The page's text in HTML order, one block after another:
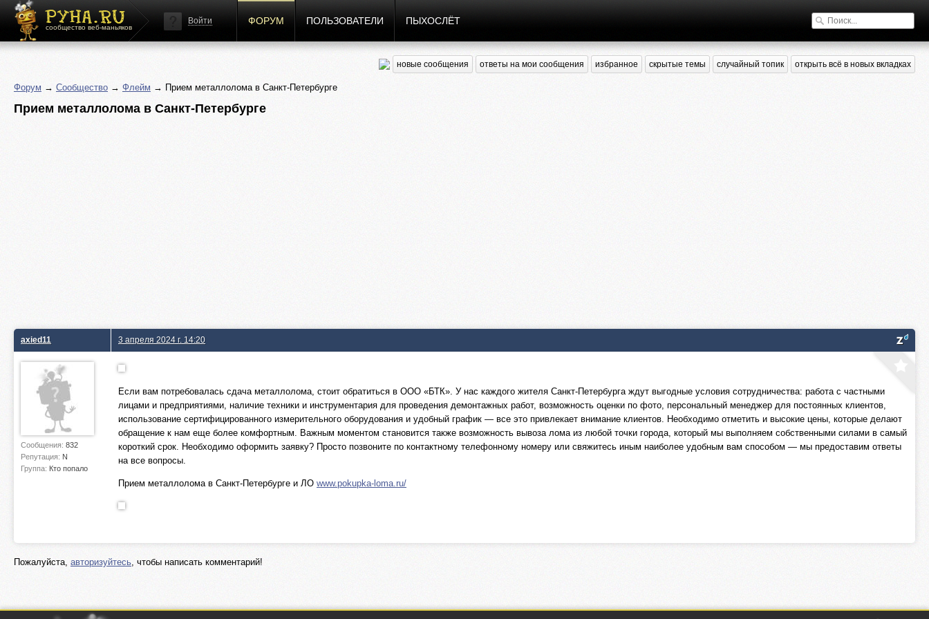
сообщество веб-маньяков
Войти ФОРУМ ПОЛЬЗОВАТЕЛИ ПЫХОСЛЁТ
новые сообщения ответы на мои сообщения избранное скрытые темы случайный топик открыть всё в новых вкладках
Форум → Сообщество → Флейм → Прием металлолома в Санкт-Петербурге
Прием металлолома в Санкт-Петербурге
axied11
Сообщения: 832
Репутация: N
Группа: Кто попало
3 апреля 2024 г. 14:20
Если вам потребовалась сдача металлолома, стоит обратиться в ООО «БТК». У нас каждого жителя Санкт-Петербурга ждут выгодные условия сотрудничества: работа с частными
лицами и предприятиями, наличие техники и инструментария для проведения демонтажных работ, возможность оценки по фото, персональный менеджер для постоянных клиентов,
использование сертифицированного измерительного оборудования и удобный график — все это привлекает внимание клиентов. Необходимо отметить и высокие цены, которые делают
обращение к нам еще более комфортным. Важным моментом становится также возможность вывоза лома из любой точки города, который мы выполняем собственными силами в самый
короткий срок. Необходимо оформить заявку? Просто позвоните по контактному телефонному номеру или свяжитесь иным наиболее удобным вам способом — мы предоставим ответы
на все вопросы.
Прием металлолома в Санкт-Петербурге и ЛО www.pokupka-loma.ru/
Пожалуйста, авторизуйтесь, чтобы написать комментарий!